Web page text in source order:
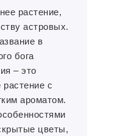
растение,
астровых.
в
бога
– это
растение с
ароматом.
цветы,